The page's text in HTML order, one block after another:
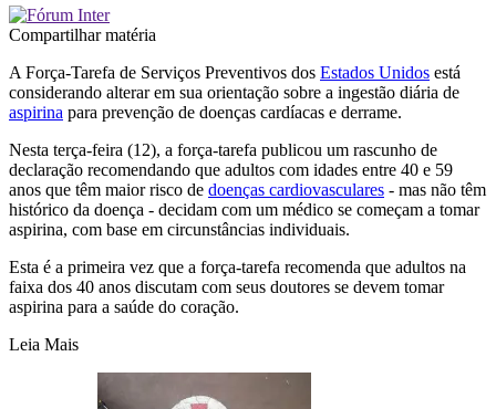
Compartilhar matéria
A Força-Tarefa de Serviços Preventivos dos Estados Unidos está
considerando alterar em sua orientação sobre a ingestão diária de
aspirina para prevenção de doenças cardíacas e derrame.
Nesta terça-feira (12), a força-tarefa publicou um rascunho de
declaração recomendando que adultos com idades entre 40 e 59
anos que têm maior risco de doenças cardiovasculares - mas não têm
histórico da doença - decidam com um médico se começam a tomar
aspirina, com base em circunstâncias individuais.
Esta é a primeira vez que a força-tarefa recomenda que adultos na
faixa dos 40 anos discutam com seus doutores se devem tomar
aspirina para a saúde do coração.
Leia Mais